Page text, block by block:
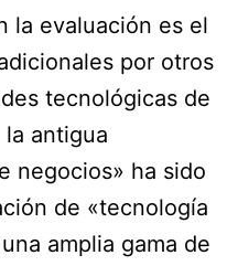
la evaluación es el
por otros
tecnológicas de
antigua
negocios» ha sido
de «tecnología
amplia gama de